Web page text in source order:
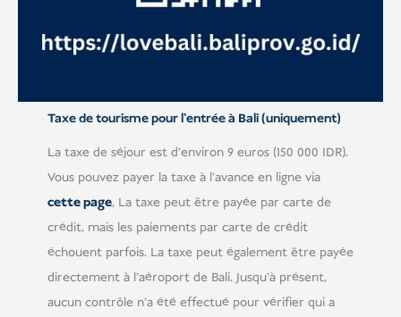
Taxe de tourisme pour l'entrée à Bali (uniquement)
La taxe de séjour est d'environ 9 euros (150 000 IDR).
Vous pouvez payer la taxe à l'avance en ligne via
cette page, La taxe peut être payée par carte de
crédit, mais les paiements par carte de crédit
échouent parfois. La taxe peut également être payée
directement à l'aéroport de Bali. Jusqu'à présent,
aucun contrôle n'a été effectué pour vérifier qui a